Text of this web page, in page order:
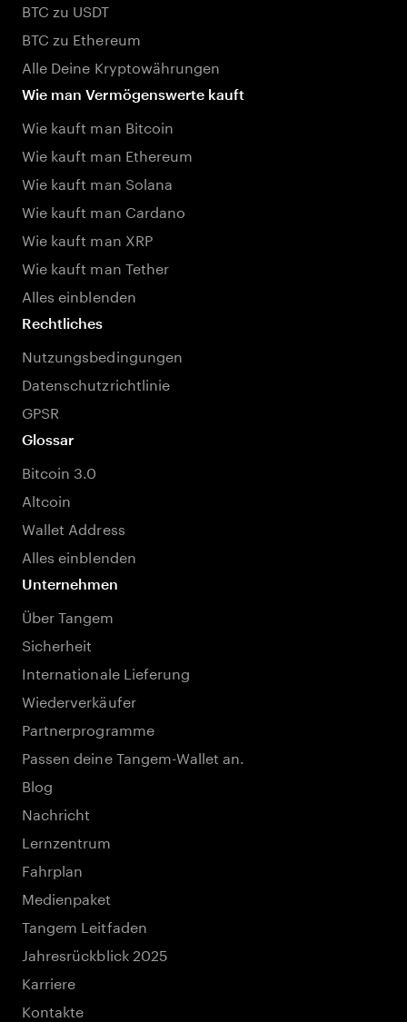
BTC zu USDT
BTC zu Ethereum
Alle Deine Kryptowährungen
Wie man Vermögenswerte kauft
Wie kauft man Bitcoin
Wie kauft man Ethereum
Wie kauft man Solana
Wie kauft man Cardano
Wie kauft man XRP
Wie kauft man Tether
Alles einblenden
Rechtliches
Nutzungsbedingungen
Datenschutzrichtlinie
GPSR
Glossar
Bitcoin 3.0
Altcoin
Wallet Address
Alles einblenden
Unternehmen
Über Tangem
Sicherheit
Internationale Lieferung
Wiederverkäufer
Partnerprogramme
Passen deine Tangem-Wallet an.
Blog
Nachricht
Lernzentrum
Fahrplan
Medienpaket
Tangem Leitfaden
Jahresrückblick 2025
Karriere
Kontakte